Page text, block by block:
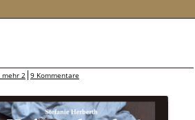
mehr 2 9 Kommentare